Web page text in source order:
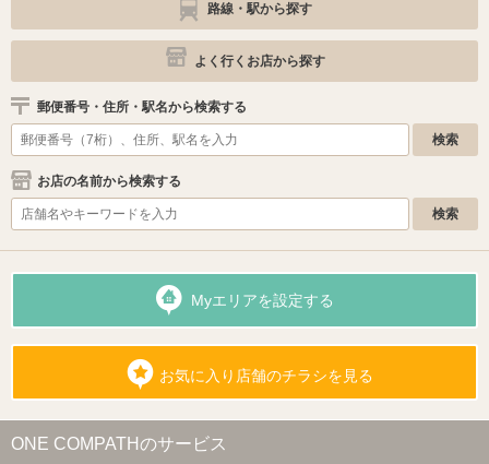
路線・駅から探す
よく行くお店から探す
郵便番号・住所・駅名から検索する
お店の名前から検索する
Myエリアを設定する
お気に入り店舗のチラシを見る
ONE COMPATHのサービス